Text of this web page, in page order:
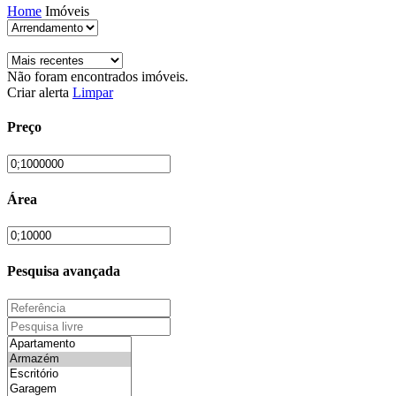
Home Imóveis
Não foram encontrados imóveis.
Criar alerta Limpar
Preço
Área
Pesquisa avançada